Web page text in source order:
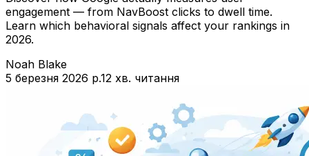
engagement — from NavBoost clicks to dwell time.
Learn which behavioral signals affect your rankings in
2026.
Noah Blake
5 березня 2026 р.12 хв. читання